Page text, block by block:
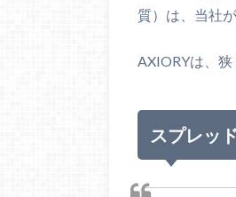
質）は、当社
AXIORYは、
スプレッ